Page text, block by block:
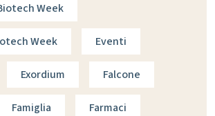
Week
Week Eventi
Exordium Falcone
Famiglia Farmaci